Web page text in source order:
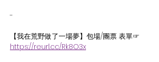
-
【我在荒野做了一場夢】包場/團票 表單☞
https://reurl.cc/Rk8O3x